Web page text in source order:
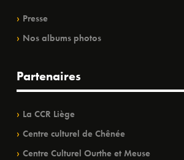
Presse
Nos albums photos
Partenaires
La CCR Liège
Centre culturel de Chênée
Centre Culturel Ourthe et Meuse